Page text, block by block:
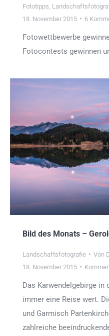
Fototipps
18. November 2015
6
Fotowettbewerbe
Fotocontests gewinnen
Bild des Monats –
Landschaftsfotografie Von
18. November 2015
Das Karwendelgebirge in
immer eine Reise wert.
und Garmisch
zahlreiche